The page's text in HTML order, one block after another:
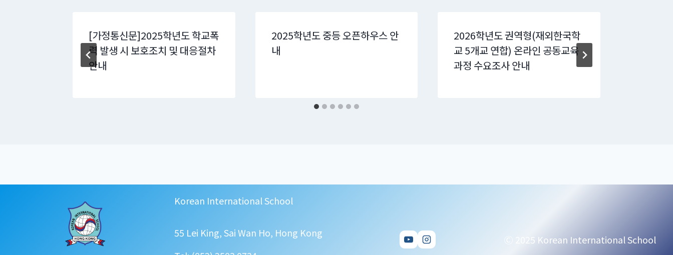
[가정통신문]2025학년도 학교폭
력 발생 시 보호조치 및 대응절차
안내
2025학년도 중등 오픈하우스 안
내
2026학년도 권역형(재외한국학
교 5개교 연합) 온라인 공동교육
과정 수요조사 안내
Korean International School
55 Lei King, Sai Wan Ho, Hong Kong
Ⓒ 2025 Korean International School